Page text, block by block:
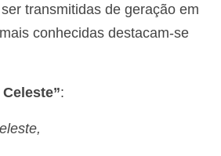
transmitidas de geração em
conhecidas destacam-se
: